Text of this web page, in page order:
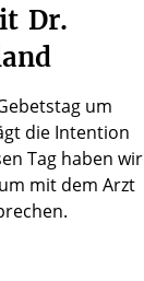
Dr.
um
die Intention
Tag haben wir
mit dem Arzt